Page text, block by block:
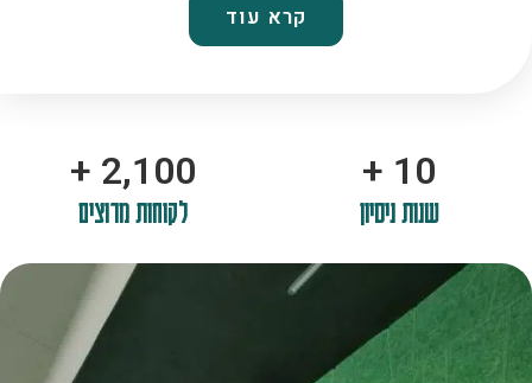
קרא עוד
10
+
שנות ניסיון
2,100
+
לקוחות מרוצים